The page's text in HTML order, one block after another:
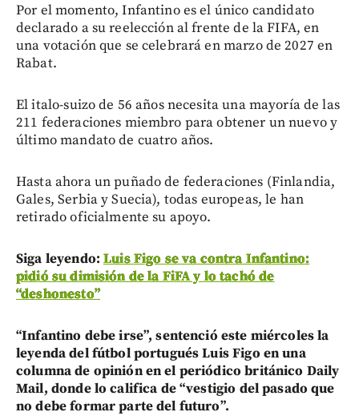
Por el momento, Infantino es el único candidato
declarado a su reelección al frente de la FIFA, en
una votación que se celebrará en marzo de 2027 en
Rabat.
El italo-suizo de 56 años necesita una mayoría de las
211 federaciones miembro para obtener un nuevo y
último mandato de cuatro años.
Hasta ahora un puñado de federaciones (Finlandia,
Gales, Serbia y Suecia), todas europeas, le han
retirado oficialmente su apoyo.
Siga leyendo:Luis Figo se va contra Infantino:
pidió su dimisión de la FiFA y lo tachó de
“deshonesto”
“Infantino debe irse”, sentenció este miércoles la
leyenda del fútbol portugués Luis Figo en una
columna de opinión en el periódico británico Daily
Mail, donde lo califica de “vestigio del pasado que
no debe formar parte del futuro”.